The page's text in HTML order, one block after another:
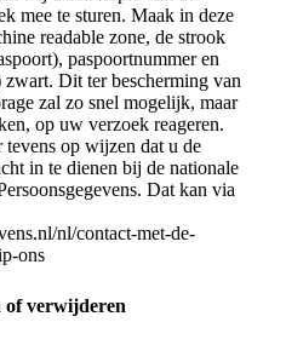
mee te sturen. Maak in deze
readable zone, de strook
paspoortnummer en
Dit ter bescherming van
zal zo snel mogelijk, maar
op uw verzoek reageren.
op wijzen dat u de
in te dienen bij de nationale
Dat kan via
nl/contact-met-de-
ons
of verwijderen